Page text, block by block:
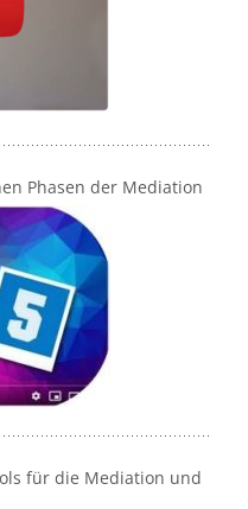
Phasen der Mediation
für die Mediation und